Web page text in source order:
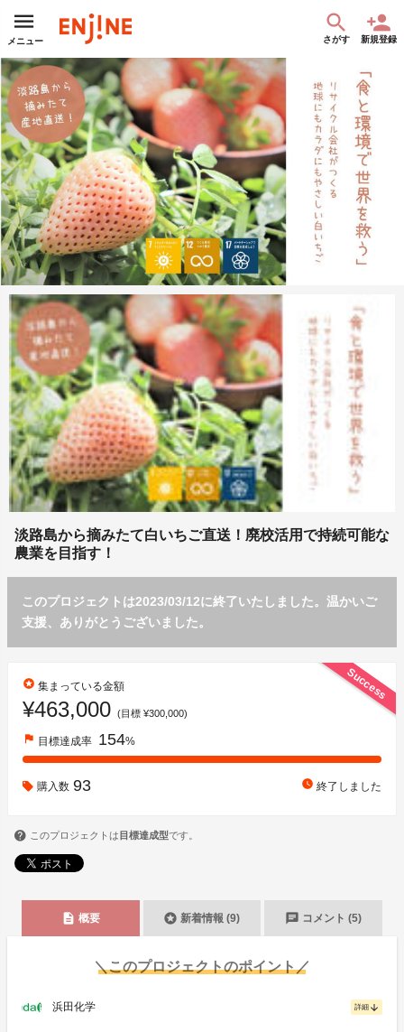
メニュー さがす 新規登録
淡路島から摘みたて白いちご直送！廃校活用で持続可能な
農業を目指す！
このプロジェクトは2023/03/12に終了いたしました。温かいご
支援、ありがとうございました。
Success
stars 集まっている金額
¥463,000 (目標 ¥300,000)
flag 目標達成率 154%
購入数 93 watch_later 終了しました
このプロジェクトは 目標達成型です。
description 概要 stars 新着情報 (9) chat コメント (5)
＼このプロジェクトのポイント／
浜田化学 詳細 arrow_downward